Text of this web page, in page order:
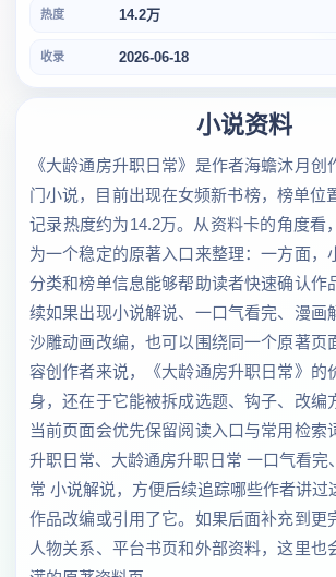
热度 14.2万
收录 2026-06-18
小说资料
《大龄通房升职日常》是作者海蟾沐月创
门小说，目前出现在女频新书榜，榜单位
记录热度约为14.2万。从资料卡的角度看
为一个稳定的原著入口来整理：一方面，
分类和榜单信息能够帮助读者快速确认作
续如果出现小说解说、一口气看完、漫画
沙雕动画改编，也可以围绕同一个原著页
容创作者来说，《大龄通房升职日常》的
身，还在于它能被拆成选题、钩子、改编
当前页面会优先保留阅读入口与常用检索
升职日常、大龄通房升职日常 一口气看完
常 小说解说，方便后续追踪哪些作者讲过
作品改编或引用了它。如果后面补充到更
人物关系、平台书页和外部资料，这里也